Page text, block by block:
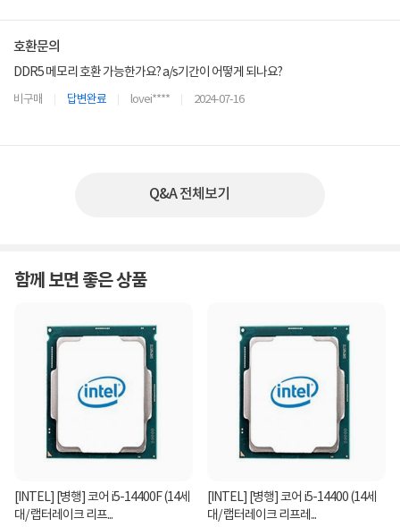
호환문의
DDR5 메모리 호환 가능한가요? a/s기간이 어떻게 되나요?
비구매 답변완료 lovei**** 2024-07-16
Q&A 전체보기
함께 보면 좋은 상품
[INTEL] [병행] 코어 i5-14400F (14세
대/ 랩터레이크 리프...
[INTEL] [병행] 코어 i5-14400 (14세
대/ 랩터레이크 리프레...